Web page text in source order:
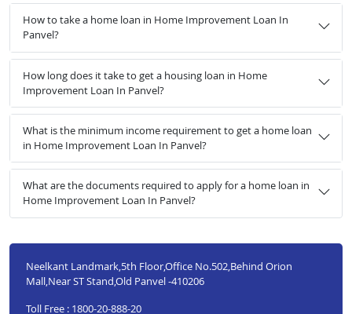
How to take a home loan in Home Improvement Loan In
Panvel?
How long does it take to get a housing loan in Home
Improvement Loan In Panvel?
What is the minimum income requirement to get a home loan
in Home Improvement Loan In Panvel?
What are the documents required to apply for a home loan in
Home Improvement Loan In Panvel?
Neelkant Landmark,5th Floor,Office No.502,Behind Orion
Mall,Near ST Stand,Old Panvel -410206
Toll Free : 1800-20-888-20